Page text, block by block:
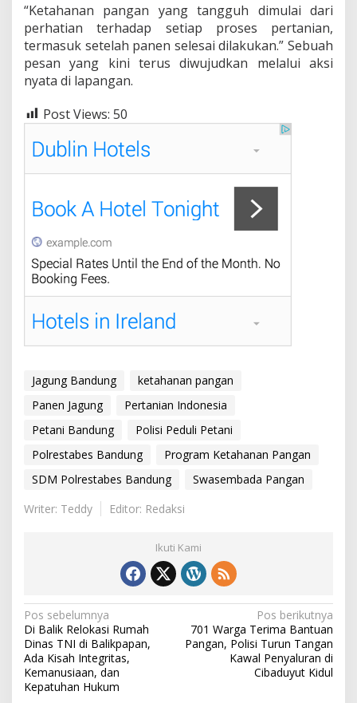
“Ketahanan pangan yang tangguh dimulai dari
perhatian terhadap setiap proses pertanian,
termasuk setelah panen selesai dilakukan.” Sebuah
pesan yang kini terus diwujudkan melalui aksi
nyata di lapangan.
Post Views: 50
Jagung Bandung
ketahanan pangan
Panen Jagung
Pertanian Indonesia
Petani Bandung
Polisi Peduli Petani
Polrestabes Bandung
Program Ketahanan Pangan
SDM Polrestabes Bandung
Swasembada Pangan
Writer: Teddy
Editor: Redaksi
Ikuti Kami
N
a
v
i
Pos sebelumnya
Di Balik Relokasi Rumah
Dinas TNI di Balikpapan,
Ada Kisah Integritas,
Kemanusiaan, dan
Kepatuhan Hukum
Pos berikutnya
701 Warga Terima Bantuan
Pangan, Polisi Turun Tangan
Kawal Penyaluran di
Cibaduyut Kidul